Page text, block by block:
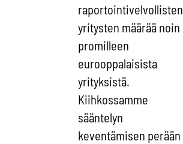
raportointivelvollisten
yritysten määrää noin
promilleen
eurooppalaisista
yrityksistä.
Kiihkossamme
sääntelyn
keventämisen perään